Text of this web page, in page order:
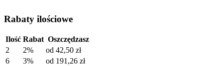
Rabaty ilościowe
Ilość Rabat Oszczędzasz
2
2% od 42,50 zł
6
3% od 191,26 zł